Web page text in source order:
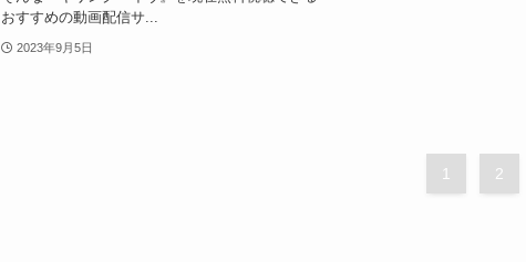
おすすめの動画配信サ...
2023年9月5日
1 2